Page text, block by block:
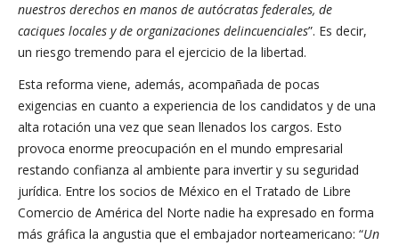
nuestros derechos en manos de autócratas federales, de
caciques locales y de organizaciones delincuenciales”. Es decir,
un riesgo tremendo para el ejercicio de la libertad.
Esta reforma viene, además, acompañada de pocas
exigencias en cuanto a experiencia de los candidatos y de una
alta rotación una vez que sean llenados los cargos. Esto
provoca enorme preocupación en el mundo empresarial
restando confianza al ambiente para invertir y su seguridad
jurídica. Entre los socios de México en el Tratado de Libre
Comercio de América del Norte nadie ha expresado en forma
más gráfica la angustia que el embajador norteamericano: “Un